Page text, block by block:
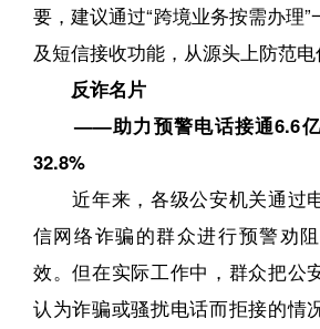
要，建议通过“跨境业务按需办理
及短信接收功能，从源头上防范电
反诈名片
——助力预警电话接通6.6亿
32.8%
近年来，各级公安机关通过
信网络诈骗的群众进行预警劝
效。但在实际工作中，群众把公
认为诈骗或骚扰电话而拒接的情